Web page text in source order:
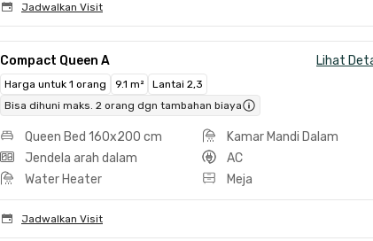
Jadwalkan Visit
Compact Queen A Lihat
Harga untuk 1 orang 9.1 m²
Lantai 2,3
Bisa dihuni maks. 2 orang dgn tambahan biaya
Queen Bed 160x200 cm
Kamar Mandi Dalam
Jendela arah dalam
AC
Water Heater
Meja
Jadwalkan Visit